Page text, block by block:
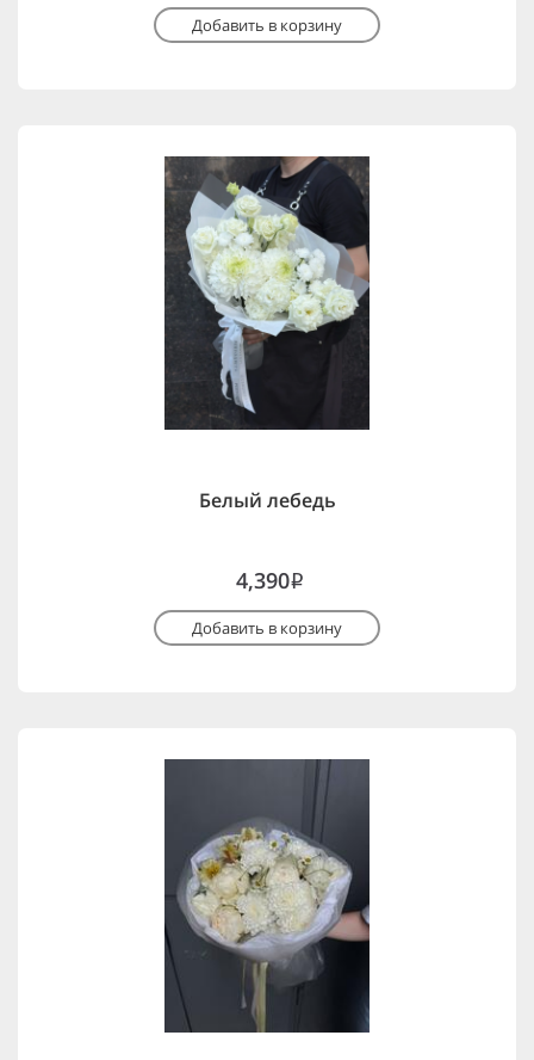
Добавить в корзину
Белый лебедь
4,390i
Добавить в корзину